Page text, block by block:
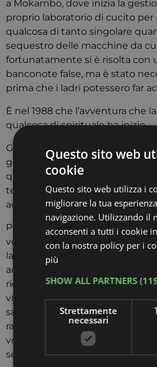
a Mokambo, dove inizia la
proprio laboratorio di cucito per
qualcosa di tanto singolare
sequestro delle macchine da
fortunatamente si è risolta con
banconote false, ma è stato
prima che i ladri potessero far
È nel 1988 che l’avventura che
qualcosa di spirituale ha inizio.
Già, perché è il giorno della festa
gennaio, che Suor Lucie si
quartiere che non presenta
terra di quattro ettari e una
acqua, elettricità e compagnia.
Passo dopo passo e grazie ad
volontari, però, riesce a costruire
laboratorio di cucito, panetteria,
acconciatrici e diverse aule”,
riescono finalmente a vedere
vita realizzata. In realtà, non solo
salesiana ha infatti aperto le
ragazze, ragazzi, persone di
volesse imparare, insomma;
sempre stato lo stesso:
Questo sito web
cookie
Questo sito web utilizza i
migliorare la tua
navigazione. Utilizzando il
acconsenti a tutti i cookie
con la nostra policy per i
più
SHOW ALL PARTNERS
Strettamente
necessari